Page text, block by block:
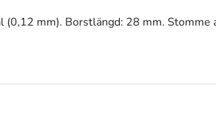
mm). Borstlängd: 28 mm. Stomme